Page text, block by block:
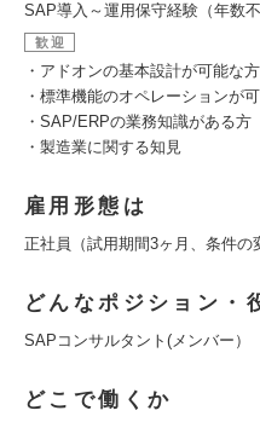
SAP導入～運用保守経験（年数不
歓迎
・アドオンの基本設計が可能な方
・標準機能のオペレーションが
・SAP/ERPの業務知識がある方
・製造業に関する知見
雇用形態は
正社員（試用期間3ヶ月、条件の
どんなポジション・
SAPコンサルタント(メンバー）
どこで働くか